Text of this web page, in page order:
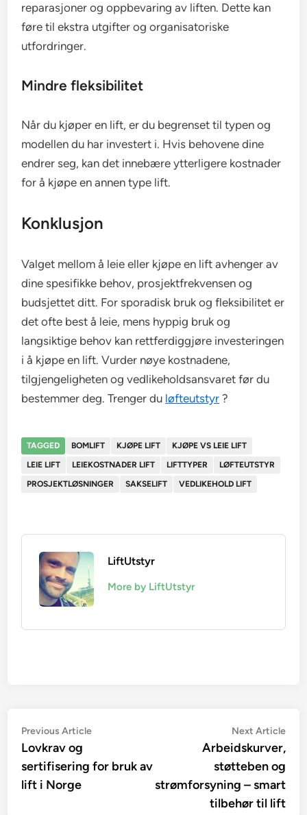
reparasjoner og oppbevaring av liften. Dette kan
føre til ekstra utgifter og organisatoriske
utfordringer.
Mindre fleksibilitet
Når du kjøper en lift, er du begrenset til typen og
modellen du har investert i. Hvis behovene dine
endrer seg, kan det innebære ytterligere kostnader
for å kjøpe en annen type lift.
Konklusjon
Valget mellom å leie eller kjøpe en lift avhenger av
dine spesifikke behov, prosjektfrekvensen og
budsjettet ditt. For sporadisk bruk og fleksibilitet er
det ofte best å leie, mens hyppig bruk og
langsiktige behov kan rettferdiggjøre investeringen
i å kjøpe en lift. Vurder nøye kostnadene,
tilgjengeligheten og vedlikeholdsansvaret før du
bestemmer deg. Trenger du løfteutstyr ?
TAGGED BOMLIFT KJØPE LIFT
KJØPE VS LEIE LIFT
LEIE LIFT
LEIEKOSTNADER LIFT LIFTTYPER
LØFTEUTSTYR
PROSJEKTLØSNINGER
SAKSELIFT VEDLIKEHOLD LIFT
LiftUtstyr
More by LiftUtstyr
Innleggsnavigasjon
Previous ArticlePrevious
Lovkrav og
sertifisering for bruk av
lift i Norge
Next Article
Arbeidskurver,
støtteben og
strømforsyning – smart
tilbehør til lift